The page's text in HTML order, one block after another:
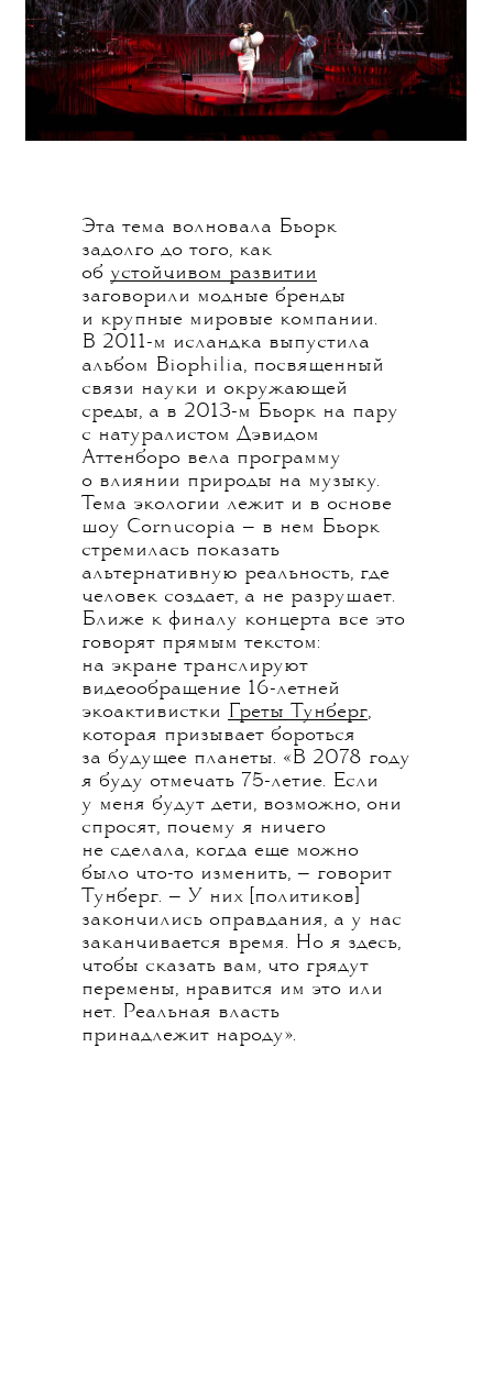
Эта тема волновала Бьорк
задолго до того, как
об устойчивом развитии
заговорили модные бренды
и крупные мировые компании.
В 2011-м исландка выпустила
альбом Biophilia, посвященный
связи науки и окружающей
среды, а в 2013-м Бьорк на пару
с натуралистом Дэвидом
Аттенборо вела программу
о влиянии природы на музыку.
Тема экологии лежит и в основе
шоу Cornucopia — в нем Бьорк
стремилась показать
альтернативную реальность, где
человек создает, а не разрушает.
Ближе к финалу концерта все это
говорят прямым текстом:
на экране транслируют
видеообращение 16-летней
экоактивистки Греты Тунберг,
которая призывает бороться
за будущее планеты. «В 2078 году
я буду отмечать 75-летие. Если
у меня будут дети, возможно, они
спросят, почему я ничего
не сделала, когда еще можно
было что-то изменить, — говорит
Тунберг. — У них [политиков]
закончились оправдания, а у нас
заканчивается время. Но я здесь,
чтобы сказать вам, что грядут
перемены, нравится им это или
нет. Реальная власть
принадлежит народу».